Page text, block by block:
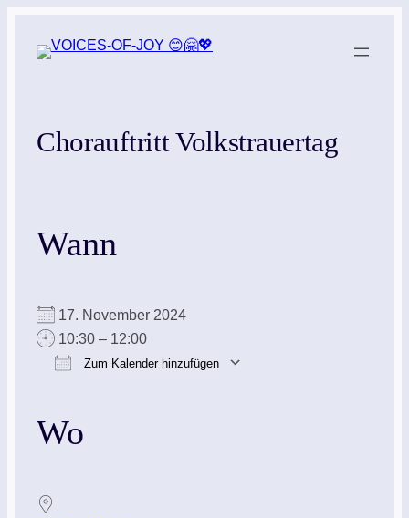
Inhalt
Chorauftritt Volkstrauertag
Wann
17. November 2024
10:30 – 12:00
Zum Kalender hinzufügen
Wo